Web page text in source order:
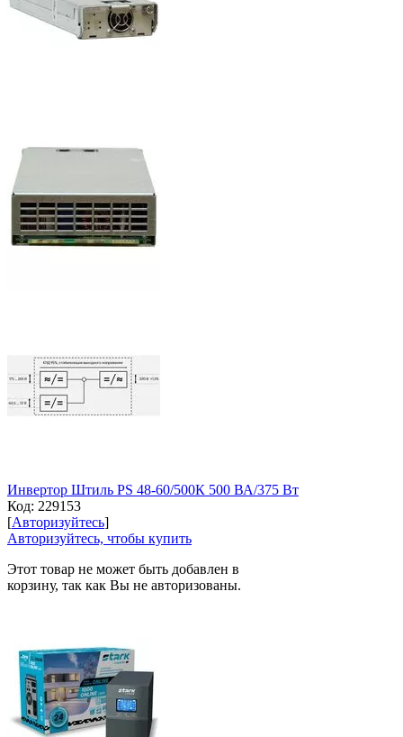
Инвертор Штиль PS 48-60/500К 500 ВА/375 Вт
Код: 229153
[Авторизуйтесь]
Авторизуйтесь, чтобы купить
Этот товар не может быть добавлен в
корзину, так как Вы не авторизованы.